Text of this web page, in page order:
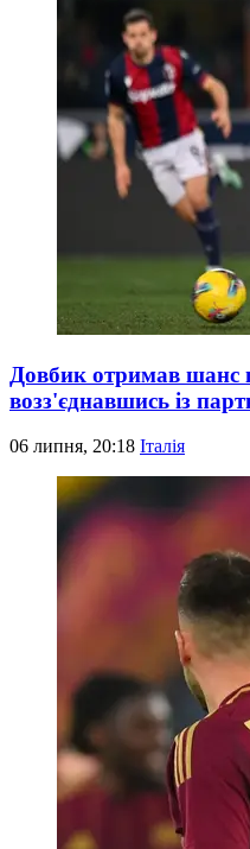
Довбик отримав шанс
возз'єднавшись із
06 липня, 20:18 Італія